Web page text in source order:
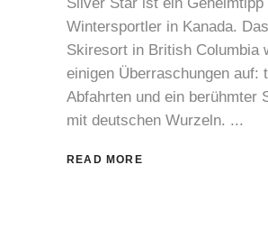
Wintersportler in Kanada.
Skiresort in British Columbia
einigen Überraschungen auf:
Abfahrten und ein berühmter
mit deutschen Wurzeln.
READ MORE